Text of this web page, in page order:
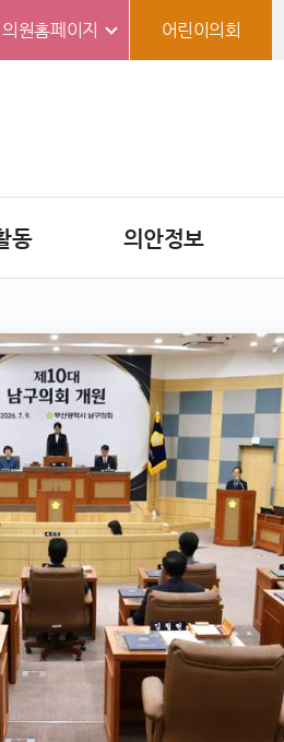
의원홈페이지 어린이의회
동 의안정보